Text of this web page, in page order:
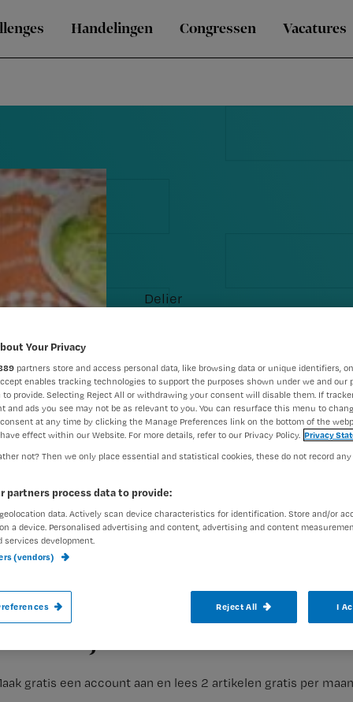
Handelingen Congressen Vacatures
Delier
Auteur:Redactie TvV3 mei 2010
gratis een account aan en lees 2 artikelen gratis per
Wat weet jij?
Doe de quiz en maak kans op een kookboek voor
kinderpartijtje. Kies steeds 1 van de 4 antwoorden. Vul je
Your Privacy
partners store and access personal data, like browsing data or unique identifiers,
enables tracking technologies to support the purposes shown under we and our
to provide. Selecting Reject All or withdrawing your consent will disable them. If
and ads you see may not be as relevant to you. You can resurface this menu to
at any time by clicking the Manage Preferences link on the bottom of the
effect within our Website. For more details, refer to our Privacy Policy. Privacy
not? Then we only place essential and statistical cookies, these do not record
partners process data to provide:
data. Actively scan device characteristics for identification. Store and/or
a device. Personalised advertising and content, advertising and content
services development.
(vendors)
Reject All I